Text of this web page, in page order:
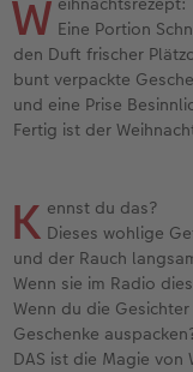
W Eine Portion
den Duft frischer
bunt verpackte
und eine Prise
Fertig ist der
K ennst du das?
Dieses wohlige
und der Rauch
Wenn sie im Radio
Wenn du die
Geschenke
DAS ist die Magie von